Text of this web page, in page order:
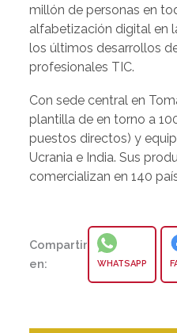
millón de personas en
alfabetización digital en
los últimos desarrollos
profesionales TIC.
Con sede central en
plantilla de en torno a
puestos directos) y
Ucrania e India. Sus
comercializan en 140
Compartir
en:
WHATSAPP